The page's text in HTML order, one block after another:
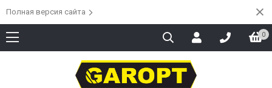
Полная версия сайта
0